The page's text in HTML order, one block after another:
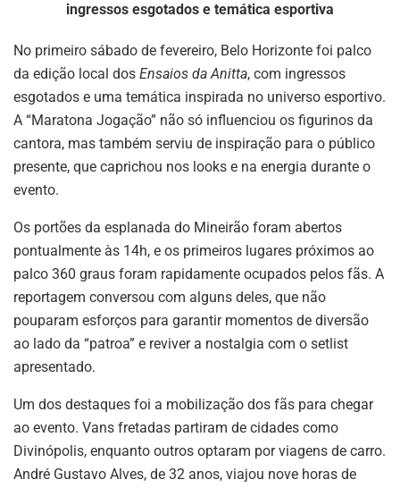
ingressos esgotados e temática esportiva
No primeiro sábado de fevereiro, Belo Horizonte foi palco
da edição local dos Ensaios da Anitta, com ingressos
esgotados e uma temática inspirada no universo esportivo.
A “Maratona Jogação” não só influenciou os figurinos da
cantora, mas também serviu de inspiração para o público
presente, que caprichou nos looks e na energia durante o
evento.
Os portões da esplanada do Mineirão foram abertos
pontualmente às 14h, e os primeiros lugares próximos ao
palco 360 graus foram rapidamente ocupados pelos fãs. A
reportagem conversou com alguns deles, que não
pouparam esforços para garantir momentos de diversão
ao lado da “patroa” e reviver a nostalgia com o setlist
apresentado.
Um dos destaques foi a mobilização dos fãs para chegar
ao evento. Vans fretadas partiram de cidades como
Divinópolis, enquanto outros optaram por viagens de carro.
André Gustavo Alves, de 32 anos, viajou nove horas de